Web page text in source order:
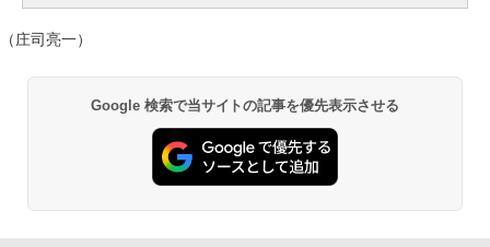
（庄司亮一）
Google 検索で当サイトの記事を優先表示させる